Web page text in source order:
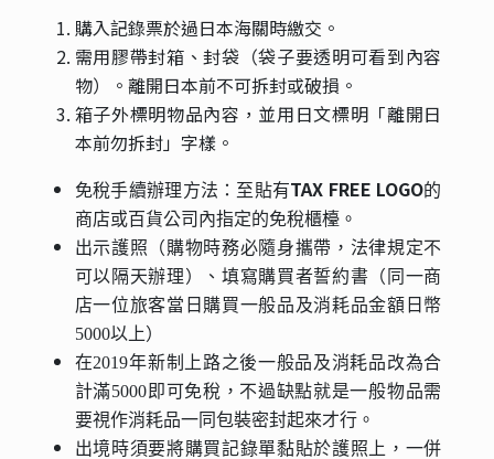
購入記錄票於過日本海關時繳交。
需用膠帶封箱、封袋（袋子要透明可看到內容
物）。離開日本前不可拆封或破損。
箱子外標明物品內容，並用日文標明「離開日
本前勿拆封」字樣。
免稅手續辦理方法： 至貼有TAX FREE LOGO的
商店或百貨公司內指定的免稅櫃檯。
出示護照（購物時務必隨身攜帶，法律規定不
可以隔天辦理）、填寫購買者誓約書（同一商
店一位旅客當日購買一般品及消耗品金額日幣
5000以上）
在2019年新制上路之後一般品及消耗品改為合
計滿5000即可免稅，不過缺點就是一般物品需
要視作消耗品一同包裝密封起來才行。
出境時須要將購買記錄單黏貼於護照上，一併